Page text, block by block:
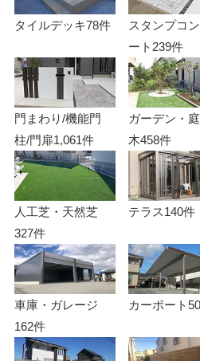
タイルデッキ78件
スタンプコ
ート 239件
門まわり/機能門
柱/門扉1,061件
ガーデン・
木458件
人工芝・天然芝
327件
テラス140件
車庫・ガレージ
162件
カーポート